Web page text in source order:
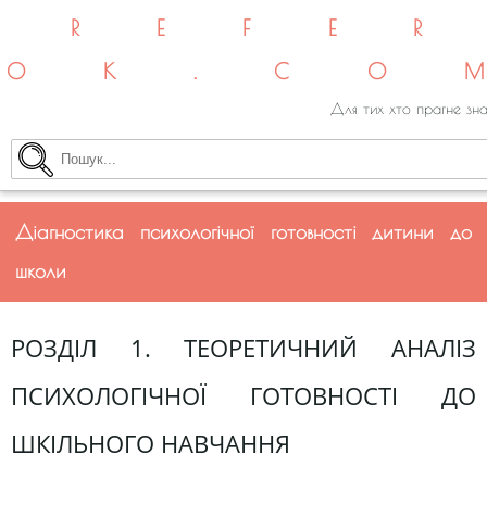
Для тих хто прагне
Діагностика психологічної готовності дитини до
школи
РОЗДІЛ 1. ТЕОРЕТИЧНИЙ АНАЛІЗ
ПСИХОЛОГІЧНОЇ ГОТОВНОСТІ ДО
ШКІЛЬНОГО НАВЧАННЯ